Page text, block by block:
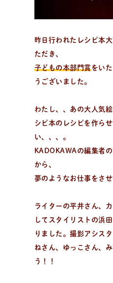
ピ 検索
パンが作りたい！
種類、作り方/シーン、材料
ンやおやつのレシピをご紹介
昨日行われたレシピ本
ただき、
子どもの本部門賞をい
うございました。
わたし、、あの大人気
シピ本のレシピを作ら
い、、、。
KADOKAWAの編集者
から、
夢のようなお仕事をさ
ライターの平井さん、
してスタイリストの浜
りました。撮影アシス
ねさん、ゆっこさん、
う！！